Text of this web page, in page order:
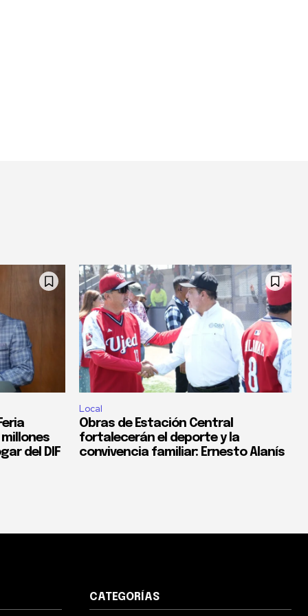
del DIF
Local
Obras de Estación Central
fortalecerán el deporte y la
convivencia familiar: Ernesto Alanís
CATEGORÍAS